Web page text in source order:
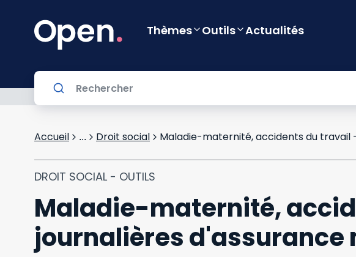
Thèmes Outils Actualités
Accueil ... Droit social
DROIT SOCIAL - OUTILS
Maladie-maternité,
journalières d'assurance